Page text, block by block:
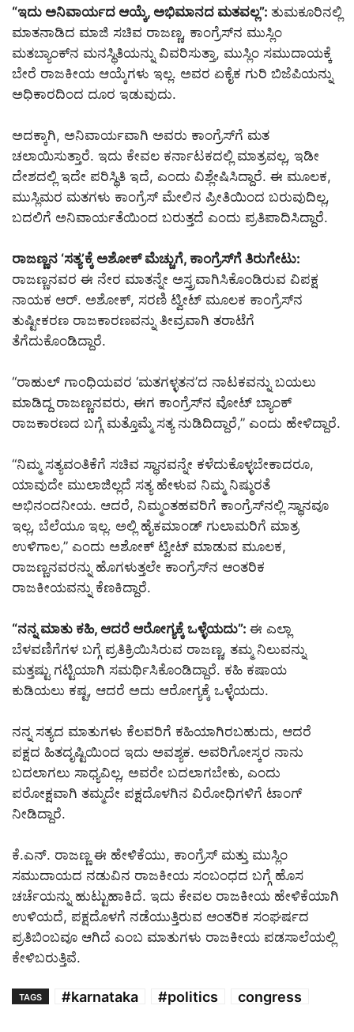
“ಇದು ಅನಿವಾರ್ಯದ ಆಯ್ಕೆ, ಅಭಿಮಾನದ ಮತವಲ್ಲ”: ತುಮಕೂರಿನಲ್ಲಿ
ಮಾತನಾಡಿದ ಮಾಜಿ ಸಚಿವ ರಾಜಣ್ಣ, ಕಾಂಗ್ರೆಸ್‌ನ ಮುಸ್ಲಿಂ
ಮತಬ್ಯಾಂಕ್‌ನ ಮನಸ್ಥಿತಿಯನ್ನು ವಿವರಿಸುತ್ತಾ, ಮುಸ್ಲಿಂ ಸಮುದಾಯಕ್ಕೆ
ಬೇರೆ ರಾಜಕೀಯ ಆಯ್ಕೆಗಳು ಇಲ್ಲ. ಅವರ ಏಕೈಕ ಗುರಿ ಬಿಜೆಪಿಯನ್ನು
ಅಧಿಕಾರದಿಂದ ದೂರ ಇಡುವುದು.
ಅದಕ್ಕಾಗಿ, ಅನಿವಾರ್ಯವಾಗಿ ಅವರು ಕಾಂಗ್ರೆಸ್‌ಗೆ ಮತ
ಚಲಾಯಿಸುತ್ತಾರೆ. ಇದು ಕೇವಲ ಕರ್ನಾಟಕದಲ್ಲಿ ಮಾತ್ರವಲ್ಲ, ಇಡೀ
ದೇಶದಲ್ಲಿ ಇದೇ ಪರಿಸ್ಥಿತಿ ಇದೆ, ಎಂದು ವಿಶ್ಲೇಷಿಸಿದ್ದಾರೆ. ಈ ಮೂಲಕ,
ಮುಸ್ಲಿಮರ ಮತಗಳು ಕಾಂಗ್ರೆಸ್ ಮೇಲಿನ ಪ್ರೀತಿಯಿಂದ ಬರುವುದಿಲ್ಲ,
ಬದಲಿಗೆ ಅನಿವಾರ್ಯತೆಯಿಂದ ಬರುತ್ತದೆ ಎಂದು ಪ್ರತಿಪಾದಿಸಿದ್ದಾರೆ.
ರಾಜಣ್ಣನ ‘ಸತ್ಯ’ಕ್ಕೆ ಅಶೋಕ್ ಮೆಚ್ಚುಗೆ, ಕಾಂಗ್ರೆಸ್‌ಗೆ ತಿರುಗೇಟು:
ರಾಜಣ್ಣನವರ ಈ ನೇರ ಮಾತನ್ನೇ ಅಸ್ತ್ರವಾಗಿಸಿಕೊಂಡಿರುವ ವಿಪಕ್ಷ
ನಾಯಕ ಆರ್. ಅಶೋಕ್, ಸರಣಿ ಟ್ವೀಟ್ ಮೂಲಕ ಕಾಂಗ್ರೆಸ್‌ನ
ತುಷ್ಟೀಕರಣ ರಾಜಕಾರಣವನ್ನು ತೀವ್ರವಾಗಿ ತರಾಟೆಗೆ
ತೆಗೆದುಕೊಂಡಿದ್ದಾರೆ.
“ರಾಹುಲ್ ಗಾಂಧಿಯವರ ‘ಮತಗಳ್ಳತನ’ದ ನಾಟಕವನ್ನು ಬಯಲು
ಮಾಡಿದ್ದ ರಾಜಣ್ಣನವರು, ಈಗ ಕಾಂಗ್ರೆಸ್‌ನ ವೋಟ್ ಬ್ಯಾಂಕ್
ರಾಜಕಾರಣದ ಬಗ್ಗೆ ಮತ್ತೊಮ್ಮೆ ಸತ್ಯ ನುಡಿದಿದ್ದಾರೆ,” ಎಂದು ಹೇಳಿದ್ದಾರೆ.
“ನಿಮ್ಮ ಸತ್ಯವಂತಿಕೆಗೆ ಸಚಿವ ಸ್ಥಾನವನ್ನೇ ಕಳೆದುಕೊಳ್ಳಬೇಕಾದರೂ,
ಯಾವುದೇ ಮುಲಾಜಿಲ್ಲದೆ ಸತ್ಯ ಹೇಳುವ ನಿಮ್ಮ ನಿಷ್ಠುರತೆ
ಅಭಿನಂದನೀಯ. ಆದರೆ, ನಿಮ್ಮಂತಹವರಿಗೆ ಕಾಂಗ್ರೆಸ್‌ನಲ್ಲಿ ಸ್ಥಾನವೂ
ಇಲ್ಲ, ಬೆಲೆಯೂ ಇಲ್ಲ. ಅಲ್ಲಿ ಹೈಕಮಾಂಡ್ ಗುಲಾಮರಿಗೆ ಮಾತ್ರ
ಉಳಿಗಾಲ,” ಎಂದು ಅಶೋಕ್ ಟ್ವೀಟ್ ಮಾಡುವ ಮೂಲಕ,
ರಾಜಣ್ಣನವರನ್ನು ಹೊಗಳುತ್ತಲೇ ಕಾಂಗ್ರೆಸ್‌ನ ಆಂತರಿಕ
ರಾಜಕೀಯವನ್ನು ಕೆಣಕಿದ್ದಾರೆ.
“ನನ್ನ ಮಾತು ಕಹಿ, ಆದರೆ ಆರೋಗ್ಯಕ್ಕೆ ಒಳ್ಳೆಯದು”: ಈ ಎಲ್ಲಾ
ಬೆಳವಣಿಗೆಗಳ ಬಗ್ಗೆ ಪ್ರತಿಕ್ರಿಯಿಸಿರುವ ರಾಜಣ್ಣ, ತಮ್ಮ ನಿಲುವನ್ನು
ಮತ್ತಷ್ಟು ಗಟ್ಟಿಯಾಗಿ ಸಮರ್ಥಿಸಿಕೊಂಡಿದ್ದಾರೆ. ಕಹಿ ಕಷಾಯ
ಕುಡಿಯಲು ಕಷ್ಟ, ಆದರೆ ಅದು ಆರೋಗ್ಯಕ್ಕೆ ಒಳ್ಳೆಯದು.
ನನ್ನ ಸತ್ಯದ ಮಾತುಗಳು ಕೆಲವರಿಗೆ ಕಹಿಯಾಗಿರಬಹುದು, ಆದರೆ
ಪಕ್ಷದ ಹಿತದೃಷ್ಟಿಯಿಂದ ಇದು ಅವಶ್ಯಕ. ಅವರಿಗೋಸ್ಕರ ನಾನು
ಬದಲಾಗಲು ಸಾಧ್ಯವಿಲ್ಲ, ಅವರೇ ಬದಲಾಗಬೇಕು, ಎಂದು
ಪರೋಕ್ಷವಾಗಿ ತಮ್ಮದೇ ಪಕ್ಷದೊಳಗಿನ ವಿರೋಧಿಗಳಿಗೆ ಟಾಂಗ್
ನೀಡಿದ್ದಾರೆ.
ಕೆ.ಎನ್. ರಾಜಣ್ಣ ಈ ಹೇಳಿಕೆಯು, ಕಾಂಗ್ರೆಸ್ ಮತ್ತು ಮುಸ್ಲಿಂ
ಸಮುದಾಯದ ನಡುವಿನ ರಾಜಕೀಯ ಸಂಬಂಧದ ಬಗ್ಗೆ ಹೊಸ
ಚರ್ಚೆಯನ್ನು ಹುಟ್ಟುಹಾಕಿದೆ. ಇದು ಕೇವಲ ರಾಜಕೀಯ ಹೇಳಿಕೆಯಾಗಿ
ಉಳಿಯದೆ, ಪಕ್ಷದೊಳಗೆ ನಡೆಯುತ್ತಿರುವ ಆಂತರಿಕ ಸಂಘರ್ಷದ
ಪ್ರತಿಬಿಂಬವೂ ಆಗಿದೆ ಎಂಬ ಮಾತುಗಳು ರಾಜಕೀಯ ಪಡಸಾಲೆಯಲ್ಲಿ
ಕೇಳಿಬರುತ್ತಿವೆ.
TAGS #karnataka #politics congress